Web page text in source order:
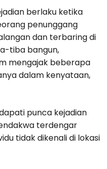
berlaku ketika
penunggang
dan terbaring di
tiba bangun,
mengajak beberapa
dalam kenyataan,
punca kejadian
terdengar
tidak dikenali di lokasi